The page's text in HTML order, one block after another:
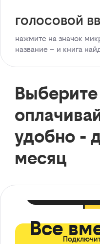
голосовой
нажмите на значок
название – и книга
удобно -
месяц
Все